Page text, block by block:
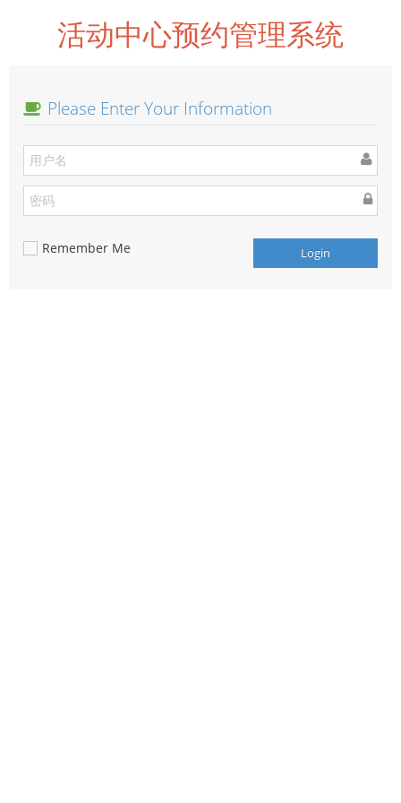
活动中心预约管理系统
Please Enter Your Information
Remember Me